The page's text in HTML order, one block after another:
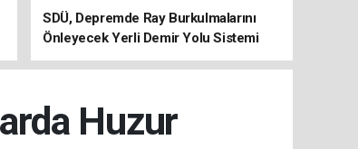
SDÜ, Depremde Ray Burkulmalarını
Önleyecek Yerli Demir Yolu Sistemi
Geliştiriyor
Huzur